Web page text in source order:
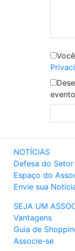
NOTÍCIAS
Defesa do Setor
Espaço do
Envie sua
SEJA UM
Vantagens
Guia de
Associe-se